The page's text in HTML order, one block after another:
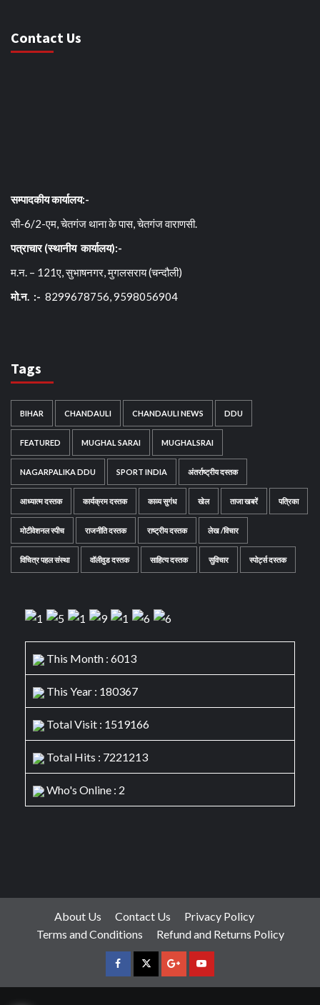
Contact Us
सम्पादकीय कार्यालय:-
सी-6/2-एम, चेतगंज थाना के पास, चेतगंज वाराणसी.
पत्राचार (स्थानीय कार्यालय):-
म.न. – 121ए, सुभाषनगर, मुगलसराय (चन्दौली)
मो.न. :- 8299678756, 9598056904
Tags
BIHAR CHANDAULI CHANDAULI NEWS DDU
FEATURED MUGHAL SARAI MUGHALSRAI
NAGARPALIKA DDU SPORT INDIA अंतर्राष्ट्रीय दस्तक
आध्यात्म दस्तक कार्यक्रम दस्तक काव्य सुगंध खेल ताजा खबरें पत्रिका
मोटीवेशनल स्पीच राजनीति दस्तक राष्ट्रीय दस्तक लेख /विचार
विचित्र पहल संस्था वॉलीवुड दस्तक साहित्य दस्तक सुविचार स्पोर्ट्स दस्तक
This Month : 6013
This Year : 180367
Total Visit : 1519166
Total Hits : 7221213
Who's Online : 2
About Us Contact Us
Privacy Policy
Terms and Conditions
Refund and Returns Policy
facebookTwitterGoogleYouTube